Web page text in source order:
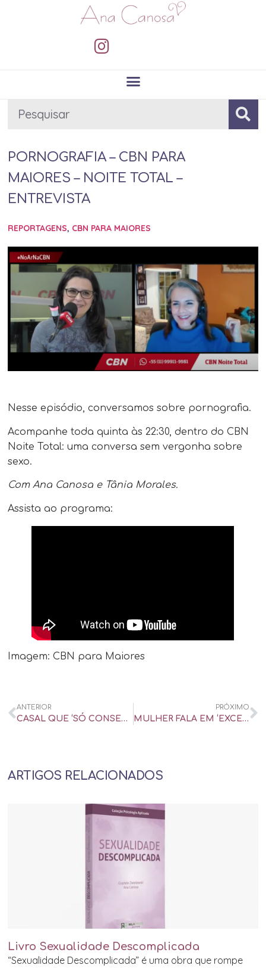
PORNOGRAFIA – CBN PARA
MAIORES – NOITE TOTAL –
ENTREVISTA
REPORTAGENS, CBN PARA MAIORES
Nesse episódio, conversamos sobre pornografia.
Acompanhe toda quinta às 22:30​, dentro do CBN
Noite Total: uma conversa sem vergonha sobre
sexo.
Com Ana Canosa e Tânia Morales.
Assista ao programa:
Imagem: CBN para Maiores
ANTERIOR
CASAL QUE ‘SÓ CONSEGUEM FICAR BEM LONGE’: SERÁ QUE É MELHOR TERMINAR? – UOL UNIVERSA
PRÓXIMO
MULHER FALA EM ‘EXCESSO DE LUBRIFICAÇÃO’: É NORMAL OU PODE SER PROBLEMA? – UOL UNIVERSA
ARTIGOS RELACIONADOS
Livro Sexualidade Descomplicada
“Sexualidade Descomplicada” é uma obra que rompe